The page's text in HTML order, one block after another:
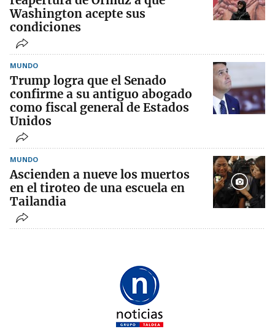
Washington acepte sus
condiciones
MUNDO
Trump logra que el Senado
confirme a su antiguo abogado
como fiscal general de Estados
Unidos
MUNDO
Ascienden a nueve los muertos
en el tiroteo de una escuela en
Tailandia